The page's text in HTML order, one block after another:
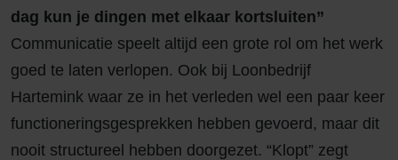
dag kun je dingen met elkaar kortsluiten”
Communicatie speelt altijd een grote rol om het werk
goed te laten verlopen. Ook bij Loonbedrijf
Hartemink waar ze in het verleden wel een paar keer
functioneringsgesprekken hebben gevoerd, maar dit
nooit structureel hebben doorgezet. “Klopt” zegt